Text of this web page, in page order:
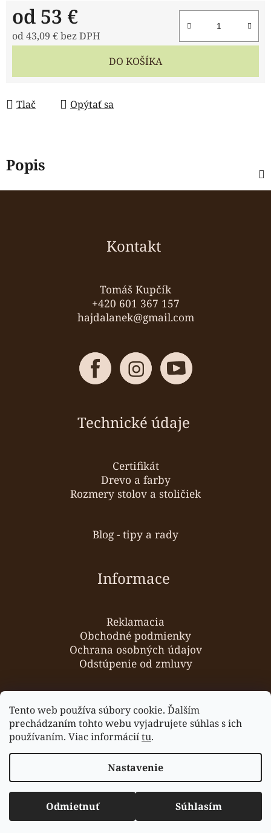
Tento web používa súbory cookie. Ďalším
prechádzaním tohto webu vyjadrujete súhlas s ich
používaním. Viac informáciítu.
Nastavenie
Odmietnuť Súhlasím
od 53 €
od43,09 €bez DPH
DO KOŠÍKA
Tlač Opýtať sa
Popis
Z
Kontakt
Tomáš Kupčík
+420 601 367 157
hajdalanek@gmail.com
Technické údaje
Certifikát
Drevo a farby
Rozmery stolov a stoličiek
Blog - tipy a rady
Informace
Reklamacia
Obchodné podmienky
Ochrana osobných údajov
Odstúpenie od zmluvy
O nás
Hodnotenie obchodu
Vytvoril Shoptet
Copyright 2026
. Všetky práva
vyhradené.